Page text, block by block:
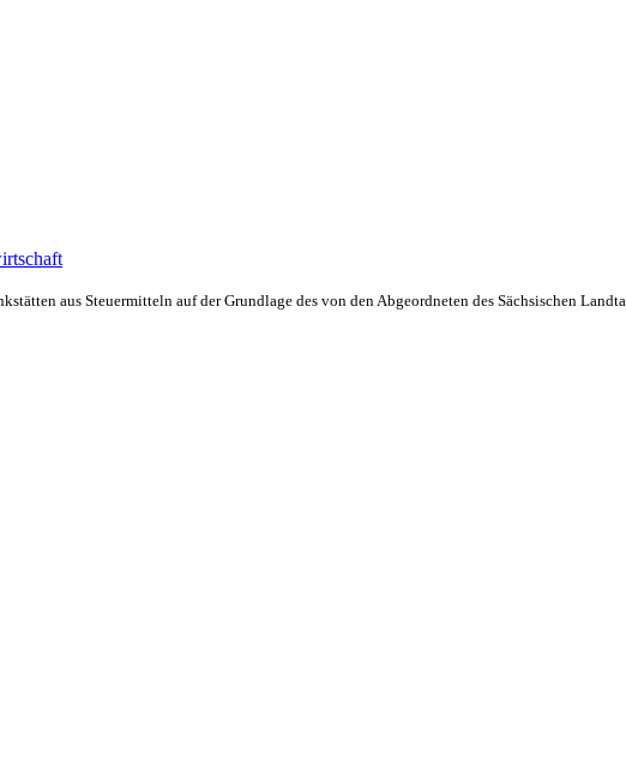
aus Steuermitteln auf der Grundlage des von den Abgeordneten des Sächsischen